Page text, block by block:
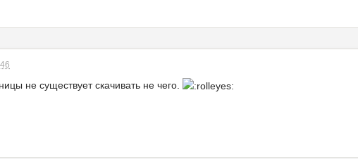
не существует скачивать не чего.